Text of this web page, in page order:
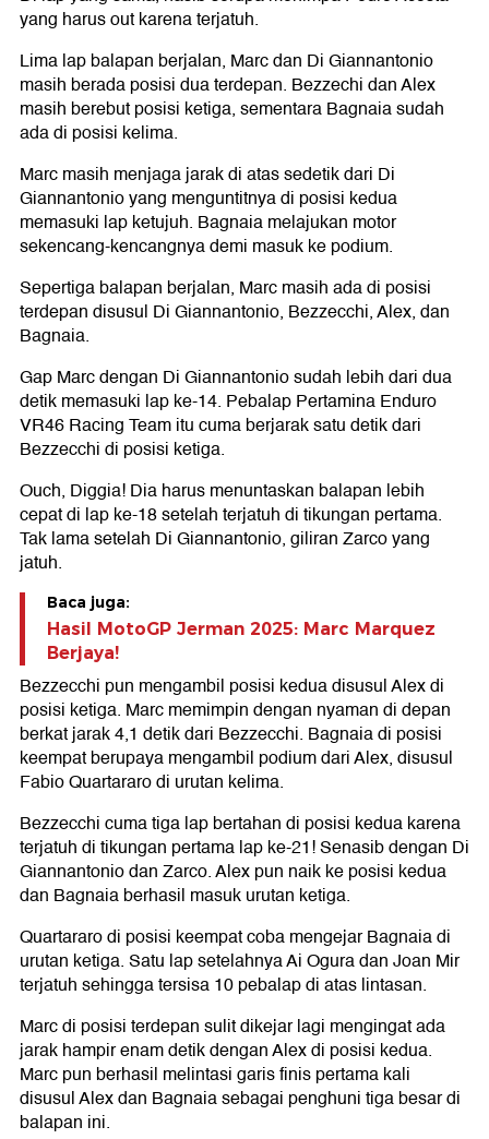
yang harus out karena terjatuh.
Lima lap balapan berjalan, Marc dan Di Giannantonio
masih berada posisi dua terdepan. Bezzechi dan Alex
masih berebut posisi ketiga, sementara Bagnaia sudah
ada di posisi kelima.
Marc masih menjaga jarak di atas sedetik dari Di
Giannantonio yang menguntitnya di posisi kedua
memasuki lap ketujuh. Bagnaia melajukan motor
sekencang-kencangnya demi masuk ke podium.
Sepertiga balapan berjalan, Marc masih ada di posisi
terdepan disusul Di Giannantonio, Bezzecchi, Alex, dan
Bagnaia.
Gap Marc dengan Di Giannantonio sudah lebih dari dua
detik memasuki lap ke-14. Pebalap Pertamina Enduro
VR46 Racing Team itu cuma berjarak satu detik dari
Bezzecchi di posisi ketiga.
Ouch, Diggia! Dia harus menuntaskan balapan lebih
cepat di lap ke-18 setelah terjatuh di tikungan pertama.
Tak lama setelah Di Giannantonio, giliran Zarco yang
jatuh.
Baca juga:
Hasil MotoGP Jerman 2025: Marc Marquez
Berjaya!
Bezzecchi pun mengambil posisi kedua disusul Alex di
posisi ketiga. Marc memimpin dengan nyaman di depan
berkat jarak 4,1 detik dari Bezzecchi. Bagnaia di posisi
keempat berupaya mengambil podium dari Alex, disusul
Fabio Quartararo di urutan kelima.
Bezzecchi cuma tiga lap bertahan di posisi kedua karena
terjatuh di tikungan pertama lap ke-21! Senasib dengan Di
Giannantonio dan Zarco. Alex pun naik ke posisi kedua
dan Bagnaia berhasil masuk urutan ketiga.
Quartararo di posisi keempat coba mengejar Bagnaia di
urutan ketiga. Satu lap setelahnya Ai Ogura dan Joan Mir
terjatuh sehingga tersisa 10 pebalap di atas lintasan.
Marc di posisi terdepan sulit dikejar lagi mengingat ada
jarak hampir enam detik dengan Alex di posisi kedua.
Marc pun berhasil melintasi garis finis pertama kali
disusul Alex dan Bagnaia sebagai penghuni tiga besar di
balapan ini.